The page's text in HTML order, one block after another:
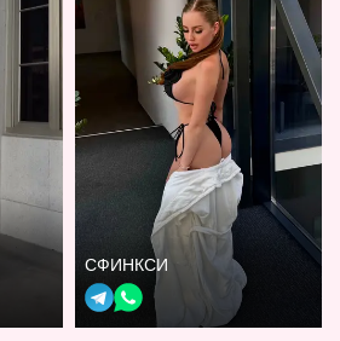
СФИНКСИ